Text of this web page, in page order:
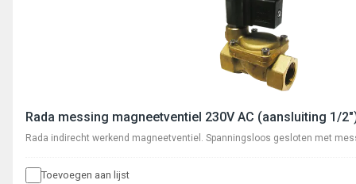
Rada messing magneetventiel 230V AC (aansluiting 1/
Rada indirecht werkend magneetventiel. Spanningsloos gesloten met
Toevoegen aan lijst